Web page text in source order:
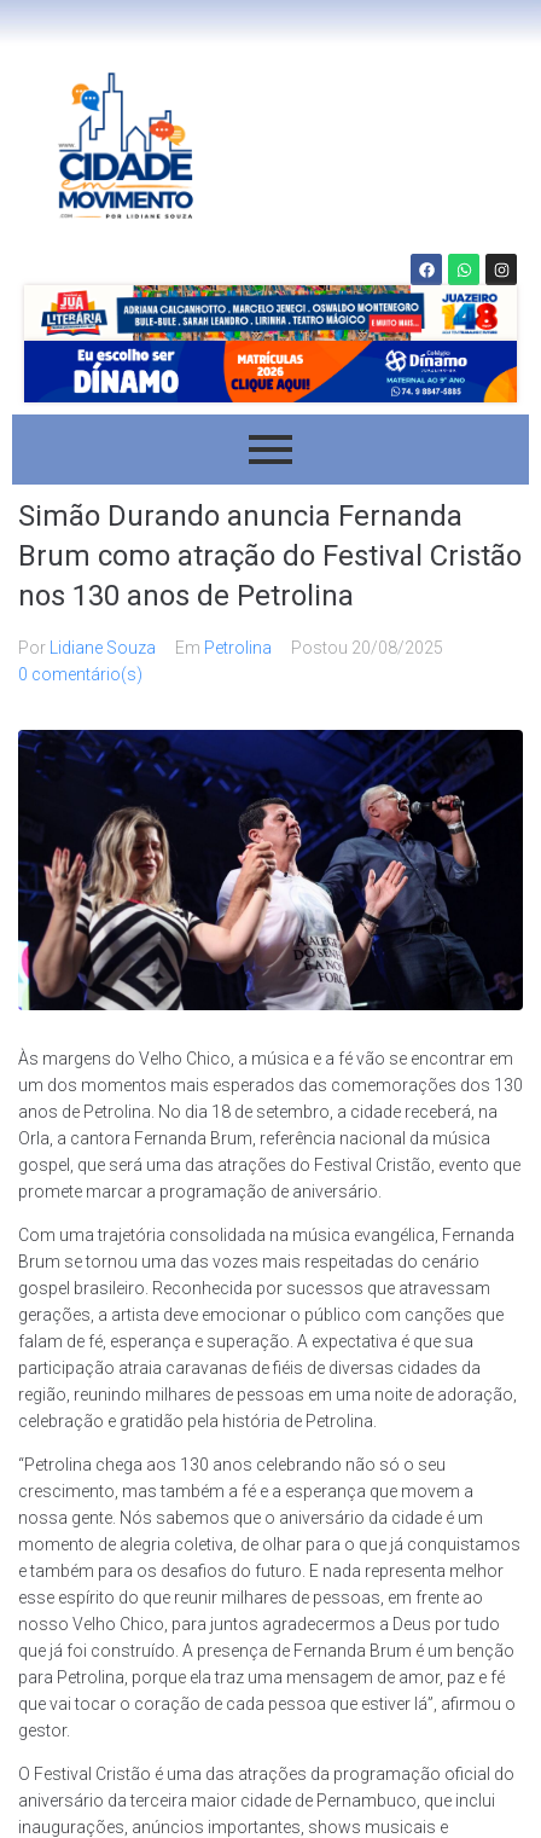
Simão Durando anuncia Fernanda
Brum como atração do Festival Cristão
nos 130 anos de Petrolina
Por Lidiane Souza Em Petrolina Postou 20/08/2025
0 comentário(s)
Às margens do Velho Chico, a música e a fé vão se encontrar em
um dos momentos mais esperados das comemorações dos 130
anos de Petrolina. No dia 18 de setembro, a cidade receberá, na
Orla, a cantora Fernanda Brum, referência nacional da música
gospel, que será uma das atrações do Festival Cristão, evento que
promete marcar a programação de aniversário.
Com uma trajetória consolidada na música evangélica, Fernanda
Brum se tornou uma das vozes mais respeitadas do cenário
gospel brasileiro. Reconhecida por sucessos que atravessam
gerações, a artista deve emocionar o público com canções que
falam de fé, esperança e superação. A expectativa é que sua
participação atraia caravanas de fiéis de diversas cidades da
região, reunindo milhares de pessoas em uma noite de adoração,
celebração e gratidão pela história de Petrolina.
“Petrolina chega aos 130 anos celebrando não só o seu
crescimento, mas também a fé e a esperança que movem a
nossa gente. Nós sabemos que o aniversário da cidade é um
momento de alegria coletiva, de olhar para o que já conquistamos
e também para os desafios do futuro. E nada representa melhor
esse espírito do que reunir milhares de pessoas, em frente ao
nosso Velho Chico, para juntos agradecermos a Deus por tudo
que já foi construído. A presença de Fernanda Brum é um benção
para Petrolina, porque ela traz uma mensagem de amor, paz e fé
que vai tocar o coração de cada pessoa que estiver lá”, afirmou o
gestor.
O Festival Cristão é uma das atrações da programação oficial do
aniversário da terceira maior cidade de Pernambuco, que inclui
inaugurações, anúncios importantes, shows musicais e